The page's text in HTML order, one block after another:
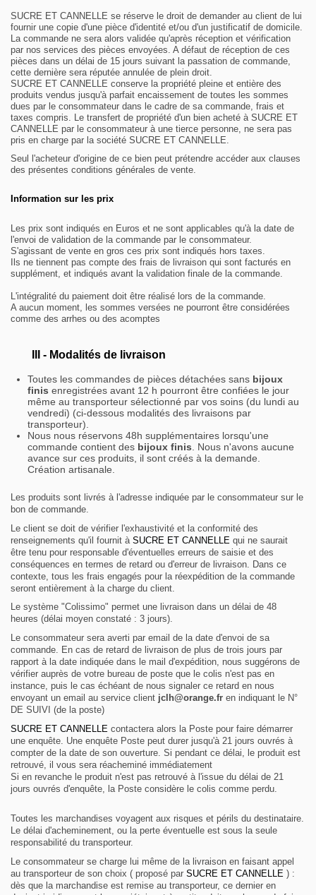
SUCRE ET CANNELLE se réserve le droit de demander au client de lui
fournir une copie d'une pièce d'identité et/ou d'un justificatif de domicile.
La commande ne sera alors validée qu'après réception et vérification
par nos services des pièces envoyées. A défaut de réception de ces
pièces dans un délai de 15 jours suivant la passation de commande,
cette dernière sera réputée annulée de plein droit.
SUCRE ET CANNELLE conserve la propriété pleine et entière des
produits vendus jusqu'à parfait encaissement de toutes les sommes
dues par le consommateur dans le cadre de sa commande, frais et
taxes compris. Le transfert de propriété d'un bien acheté à SUCRE ET
CANNELLE par le consommateur à une tierce personne, ne sera pas
pris en charge par la société SUCRE ET CANNELLE.
Seul l'acheteur d'origine de ce bien peut prétendre accéder aux clauses
des présentes conditions générales de vente.
Information sur les prix
Les prix sont indiqués en Euros et ne sont applicables qu'à la date de
l'envoi de validation de la commande par le consommateur.
S'agissant de vente en gros ces prix sont indiqués hors taxes.
Ils ne tiennent pas compte des frais de livraison qui sont facturés en
supplément, et indiqués avant la validation finale de la commande.
L'intégralité du paiement doit être réalisé lors de la commande.
A aucun moment, les sommes versées ne pourront être considérées
comme des arrhes ou des acomptes
III - Modalités de livraison
Toutes les commandes de pièces détachées sans bijoux
finis enregistrées avant 12 h pourront être confiées le jour
même au transporteur sélectionné par vos soins (du lundi au
vendredi) (ci-dessous modalités des livraisons par
transporteur).
Nous nous réservons 48h supplémentaires lorsqu'une
commande contient des bijoux finis . Nous n'avons aucune
avance sur ces produits, il sont créés à la demande.
Création artisanale.
Les produits sont livrés à l'adresse indiquée par le consommateur sur le
bon de commande.
Le client se doit de vérifier l'exhaustivité et la conformité des
renseignements qu'il fournit à SUCRE ET CANNELLE qui ne saurait
être tenu pour responsable d'éventuelles erreurs de saisie et des
conséquences en termes de retard ou d'erreur de livraison. Dans ce
contexte, tous les frais engagés pour la réexpédition de la commande
seront entièrement à la charge du client.
Le système "Colissimo" permet une livraison dans un délai de 48
heures (délai moyen constaté : 3 jours).
Le consommateur sera averti par email de la date d'envoi de sa
commande. En cas de retard de livraison de plus de trois jours par
rapport à la date indiquée dans le mail d'expédition, nous suggérons de
vérifier auprès de votre bureau de poste que le colis n'est pas en
instance, puis le cas échéant de nous signaler ce retard en nous
envoyant un email au service client jclh@orange.fr en indiquant le N°
DE SUIVI (de la poste)
SUCRE ET CANNELLE contactera alors la Poste pour faire démarrer
une enquête. Une enquête Poste peut durer jusqu'à 21 jours ouvrés à
compter de la date de son ouverture. Si pendant ce délai, le produit est
retrouvé, il vous sera réacheminé immédiatement
Si en revanche le produit n'est pas retrouvé à l'issue du délai de 21
jours ouvrés d'enquête, la Poste considère le colis comme perdu.
Toutes les marchandises voyagent aux risques et périls du destinataire.
Le délai d'acheminement, ou la perte éventuelle est sous la seule
responsabilité du transporteur.
Le consommateur se charge lui même de la livraison en faisant appel
au transporteur de son choix ( proposé par SUCRE ET CANNELLE ) :
dès que la marchandise est remise au transporteur, ce dernier en